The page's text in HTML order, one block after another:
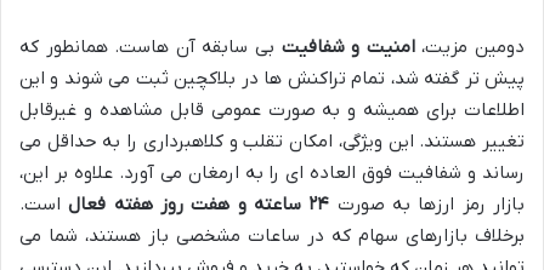
دومین مزیت،امنیت و شفافیت بی سابقه آن هاست. همانطور که
پیش تر گفته شد، تمام تراکنش ها در بلاکچین ثبت می شوند و این
اطلاعات برای همیشه و به صورت عمومی قابل مشاهده و غیرقابل
تغییر هستند. این ویژگی، امکان تقلب و کلاهبرداری را به حداقل می
رساند و شفافیت فوق العاده ای را به ارمغان می آورد. علاوه بر این،
بازار رمز ارزها به صورت ۲۴ ساعته و هفت روز هفته فعال
است.
برخلاف بازارهای سهام که در ساعات مشخصی باز هستند، شما می